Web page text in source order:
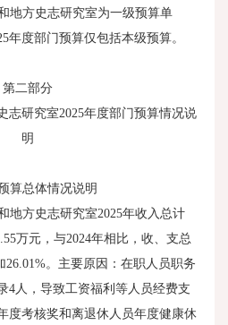
地方史志研究室为一级预算单
年度部门预算仅包括本级预算。
第二部分
志研究室2025年度部门预算情况说
明
算总体情况说明
地方史志研究室2025年收入总计
万元，与2024年相比，收、支总
26.01%。主要原因：在职人员职务
4人，导致工资福利等人员经费支
度考核奖和离退休人员年度健康休